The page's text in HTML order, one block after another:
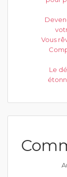
Vous
Le